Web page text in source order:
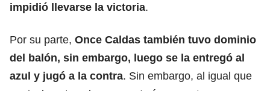
impidió llevarse la victoria.
Por su parte, Once Caldas también tuvo dominio
del balón, sin embargo, luego se la entregó al
azul y jugó a la contra. Sin embargo, al igual que